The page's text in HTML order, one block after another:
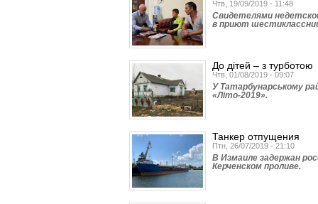
Чтв, 19/09/2019 - 11:48
Свидетелями
в приют
До дітей – з турботою
Чтв, 01/08/2019 - 09:07
У Татарбунарському
«Літо-2019».
Танкер отпущения
Птн, 26/07/2019 - 21:10
В Измаиле задержан
Керченском проливе.